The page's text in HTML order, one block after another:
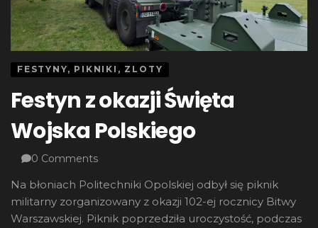
FESTYNY, PIKNIKI, ZLOTY
Festyn z okazji Święta
Wojska Polskiego
0 Comments
Na błoniach Politechniki Opolskiej odbył się piknik
militarny zorganizowany z okazji 102-ej rocznicy Bitwy
Warszawskiej. Piknik poprzedziła uroczystość, podczas